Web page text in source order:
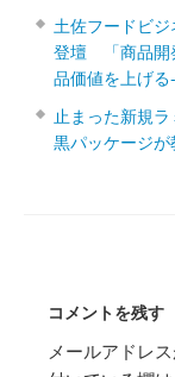
土佐フードビ
登壇 「商品開
品価値を上げる‐
止まった新規
黒パッケージ
コメントを残す
メールアドレ